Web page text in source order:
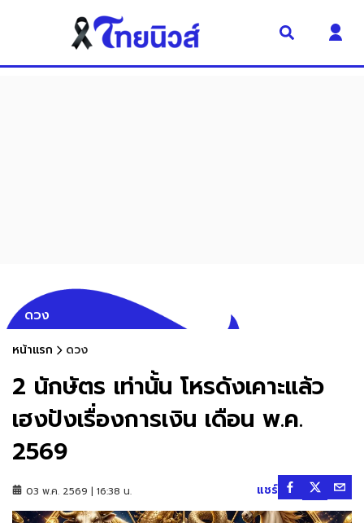
ดวง
หน้าแรก ดวง
2 นักษัตร เท่านั้น โหรดังเคาะแล้ว
เฮงปังเรื่องการเงิน เดือน พ.ค.
2569
03 พ.ค. 2569 | 16:38 น. แชร์